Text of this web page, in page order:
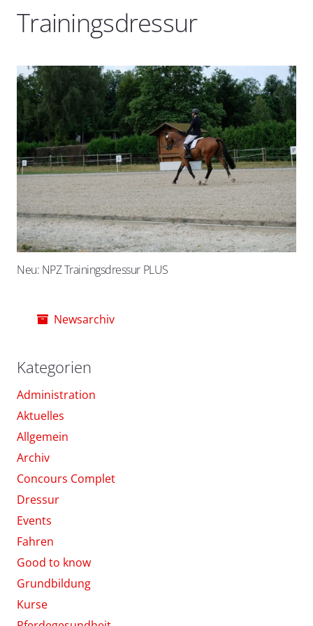
Trainingsdressur
Neu: NPZ Trainingsdressur PLUS
Newsarchiv
Kategorien
Administration
Aktuelles
Allgemein
Archiv
Concours Complet
Dressur
Events
Fahren
Good to know
Grundbildung
Kurse